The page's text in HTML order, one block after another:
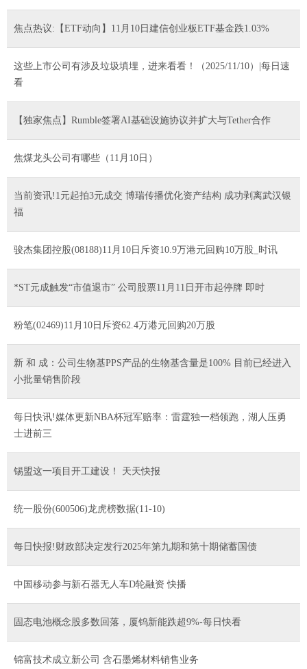
焦点热议:【ETF动向】11月10日建信创业板ETF基金跌1.03%
这些上市公司有涉及垃圾填埋，进来看看！（2025/11/10）|每日速
看
【独家焦点】Rumble签署AI基础设施协议并扩大与Tether合作
焦煤龙头公司有哪些（11月10日）
当前资讯!1元起拍3元成交 博瑞传播优化资产结构 成功剥离武汉银
福
骏杰集团控股(08188)11月10日斥资10.9万港元回购10万股_时讯
*ST元成触发“市值退市” 公司股票11月11日开市起停牌 即时
粉笔(02469)11月10日斥资62.4万港元回购20万股
新 和 成：公司生物基PPS产品的生物基含量是100% 目前已经进入
小批量销售阶段
每日快讯!媒体更新NBA杯冠军赔率：雷霆独一档领跑，湖人压勇
士进前三
锡盟这一项目开工建设！ 天天快报
统一股份(600506)龙虎榜数据(11-10)
每日快报!财政部决定发行2025年第九期和第十期储蓄国债
中国移动参与新石器无人车D轮融资 快播
固态电池概念股多数回落，厦钨新能跌超9%-每日快看
锦富技术成立新公司 含石墨烯材料销售业务